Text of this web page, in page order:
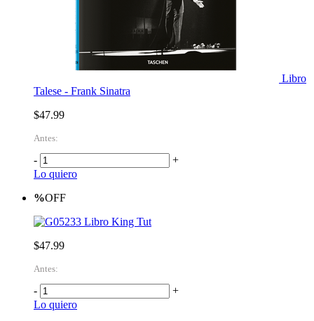
Libro
Talese - Frank Sinatra
$47.99
Antes:
-
+
Lo quiero
%OFF
Libro King Tut
$47.99
Antes:
-
+
Lo quiero